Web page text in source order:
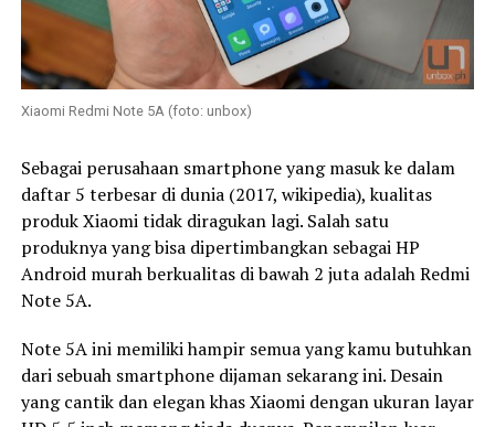
Xiaomi Redmi Note 5A (foto: unbox)
Sebagai perusahaan smartphone yang masuk ke dalam
daftar 5 terbesar di dunia (2017, wikipedia), kualitas
produk Xiaomi tidak diragukan lagi. Salah satu
produknya yang bisa dipertimbangkan sebagai HP
Android murah berkualitas di bawah 2 juta adalah Redmi
Note 5A.
Note 5A ini memiliki hampir semua yang kamu butuhkan
dari sebuah smartphone dijaman sekarang ini. Desain
yang cantik dan elegan khas Xiaomi dengan ukuran layar